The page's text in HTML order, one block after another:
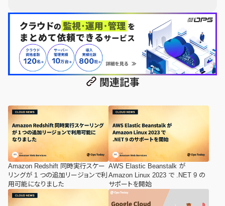
関連記事
Amazon Redshift 同時実行スケー
リングが 1 つの追加リージョンで利
用可能になりました
AWS Elastic Beanstalk が
Amazon Linux 2023 で .NET 9 の
サポートを開始